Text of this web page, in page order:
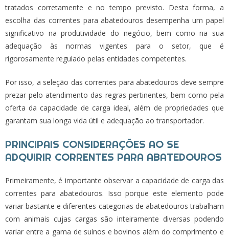
tratados corretamente e no tempo previsto. Desta forma, a
escolha das correntes para abatedouros desempenha um papel
significativo na produtividade do negócio, bem como na sua
adequação às normas vigentes para o setor, que é
rigorosamente regulado pelas entidades competentes.
Por isso, a seleção dascorrentes para abatedouros deve sempre
prezar pelo atendimento das regras pertinentes, bem como pela
oferta da capacidade de carga ideal, além de propriedades que
garantam sua longa vida útil e adequação ao transportador.
PRINCIPAIS CONSIDERAÇÕES AO SE
ADQUIRIR CORRENTES PARA ABATEDOUROS
Primeiramente, é importante observar a capacidade de carga das
correntes para abatedouros. Isso porque este elemento pode
variar bastante e diferentes categorias de abatedouros trabalham
com animais cujas cargas são inteiramente diversas podendo
variar entre a gama de suínos e bovinos além do comprimento e